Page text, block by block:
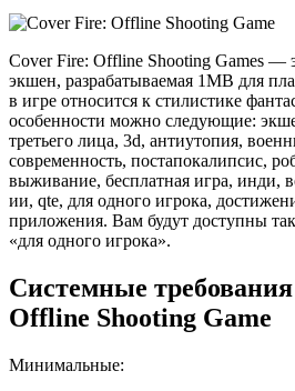
Cover Fire: Offline Shooting Games —
экшен, разрабатываемая 1MB для
в игре относится к cтилистике
особенности можно следующие:
третьего лица, 3d, антиутопия,
современность, постапокалипсис,
выживание, бесплатная игра, инди,
ии, qte, для одного игрока,
приложения. Вам будут доступны
«для одного игрока».
Системные
Offline Shooting Game
Минимальные: